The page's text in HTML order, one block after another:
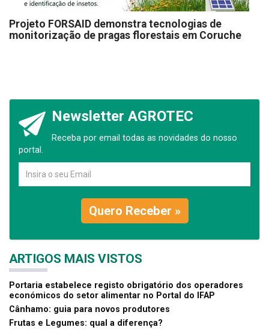
Projeto FORSAID demonstra tecnologias de
monitorização de pragas florestais em Coruche
Newsletter AGROTEC
Receba por email todas as novidades do nosso
portal.
Quero Receber »
ARTIGOS MAIS VISTOS
Portaria estabelece registo obrigatório dos operadores
económicos do setor alimentar no Portal do IFAP
Cânhamo: guia para novos produtores
Frutas e Legumes: qual a diferença?